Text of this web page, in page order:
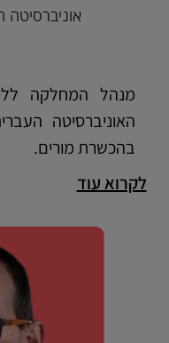
אוניברסיטה
מנהל המחלקה
האוניברסיטה
בהכשרת מורים.
לקרוא עוד